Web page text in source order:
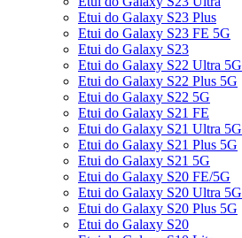
Etui do Galaxy S23 Plus
Etui do Galaxy S23 FE 5G
Etui do Galaxy S23
Etui do Galaxy S22 Ultra 5G
Etui do Galaxy S22 Plus 5G
Etui do Galaxy S22 5G
Etui do Galaxy S21 FE
Etui do Galaxy S21 Ultra 5G
Etui do Galaxy S21 Plus 5G
Etui do Galaxy S21 5G
Etui do Galaxy S20 FE/5G
Etui do Galaxy S20 Ultra 5G
Etui do Galaxy S20 Plus 5G
Etui do Galaxy S20